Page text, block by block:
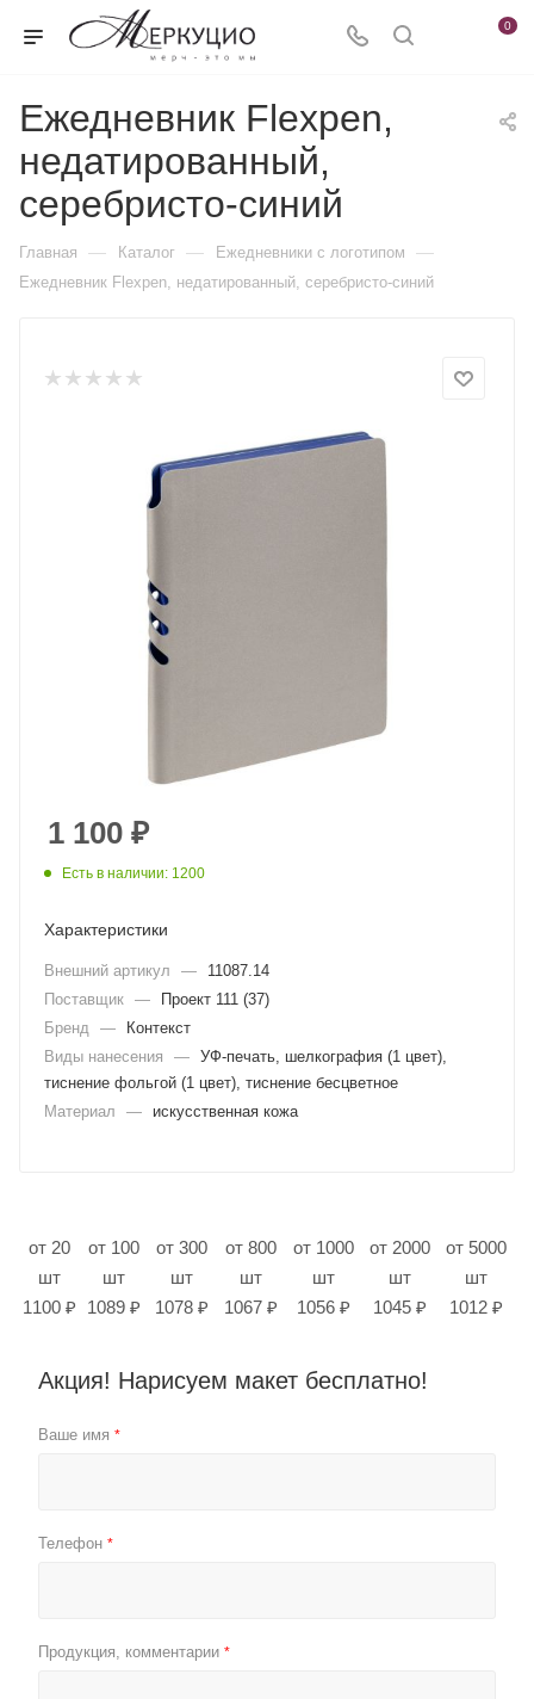
0
Ежедневник Flexpen,
недатированный,
серебристо-синий
Главная — Каталог — Ежедневники c логотипом —
Ежедневник Flexpen, недатированный, серебристо-синий
1 100 ₽
Есть в наличии: 1200
Характеристики
Внешний артикул —
11087.14
Поставщик —
Проект 111 (37)
Бренд
—
Контекст
Виды нанесения
— УФ-печать, шелкография (1 цвет),
тиснение фольгой (1 цвет), тиснение бесцветное
Материал
— искусственная кожа
от 20
шт
1100 ₽
от 100
шт
1089 ₽
от 300
шт
1078 ₽
от 800
шт
1067 ₽
от 1000
шт
1056 ₽
от 2000
шт
1045 ₽
от 5000
шт
1012 ₽
Акция! Нарисуем макет бесплатно!
Ваше имя *
Телефон *
Продукция, комментарии *